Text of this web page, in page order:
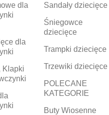
dla
dla
Klapki
Sandały dziecięce
Śniegowce
dziecięce
Trampki dziecięce
Trzewiki dziecięce
POLECANE
KATEGORIE
Buty Wiosenne